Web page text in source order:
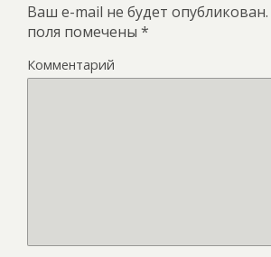
Ваш e-mail не будет опубликован.
поля помечены *
Комментарий